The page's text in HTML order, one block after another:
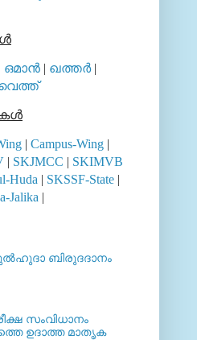
ഒമാന്‍ | ഖത്തര്‍|
| Campus-Wing |
| SKJMCC | SKIMVB
Huda | SKSSF-State |
Jalika |
ബിരുദദാനം
സംവിധാനം
ഉദാത്ത മാതൃക